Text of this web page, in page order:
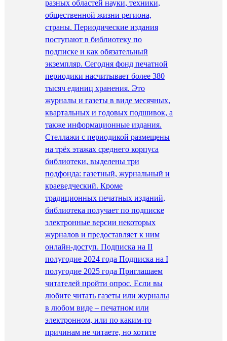
разных областей науки, техники,
общественной жизни региона,
страны. Периодические издания
поступают в библиотеку по
подписке и как обязательный
экземпляр. Сегодня фонд печатной
периодики насчитывает более 380
тысяч единиц хранения. Это
журналы и газеты в виде месячных,
квартальных и годовых подшивок, а
также информационные издания.
Стеллажи с периодикой размещены
на трёх этажах среднего корпуса
библиотеки, выделены три
подфонда: газетный, журнальный и
краеведческий. Кроме
традиционных печатных изданий,
библиотека получает по подписке
электронные версии некоторых
журналов и предоставляет к ним
онлайн-доступ. Подписка на II
полугодие 2024 года Подписка на I
полугодие 2025 года Приглашаем
читателей пройти опрос. Если вы
любите читать газеты или журналы
в любом виде – печатном или
электронном, или по каким-то
причинам не читаете, но хотите